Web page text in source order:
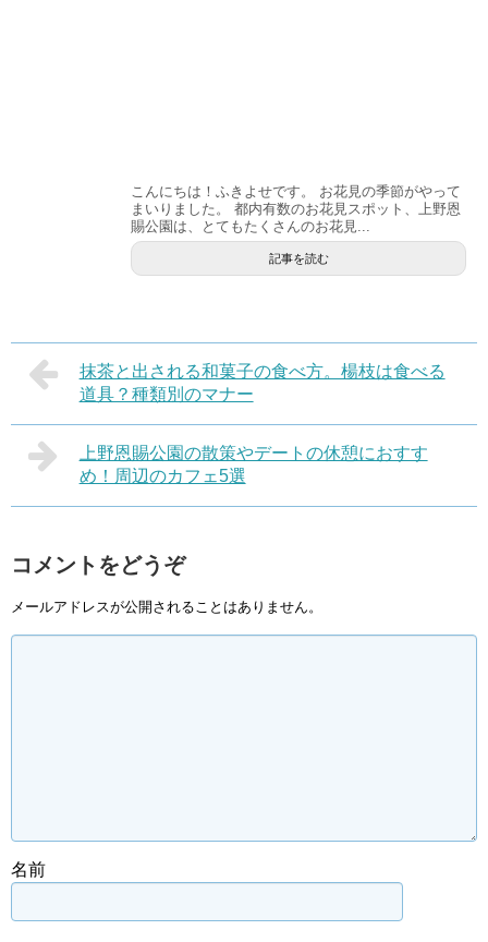
こんにちは！ふきよせです。 お花見の季節がやって
まいりました。 都内有数のお花見スポット、上野恩
賜公園は、とてもたくさんのお花見...
記事を読む
抹茶と出される和菓子の食べ方。楊枝は食べる
道具？種類別のマナー
上野恩賜公園の散策やデートの休憩におすす
め！周辺のカフェ5選
コメントをどうぞ
メールアドレスが公開されることはありません。
名前